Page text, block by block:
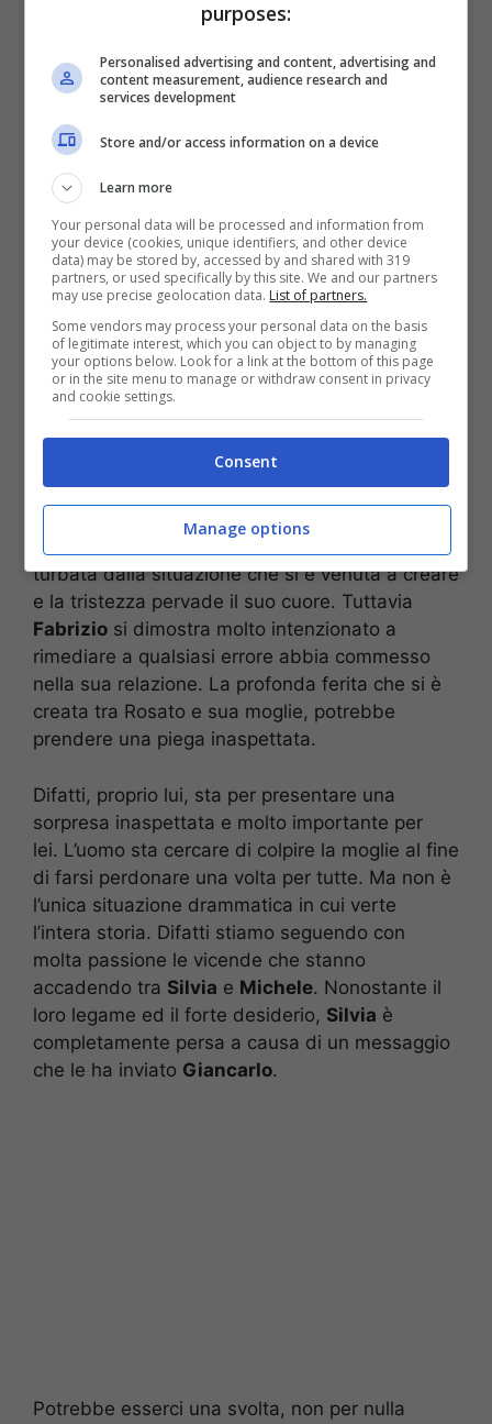
Un posto al sole, tra
Michele e Silvia sempre
più problemi
In relazione a tutto questo, Marina Giordano
il cuore in pezzi. Si sente profondamente
turbata dalla situazione che si è venuta a creare
e la tristezza pervade il suo cuore. Tuttavia
Fabrizio si dimostra molto intenzionato a
rimediare a qualsiasi errore abbia commesso
nella sua relazione. La profonda ferita che si è
creata tra Rosato e sua moglie, potrebbe
prendere una piega inaspettata.
Difatti, proprio lui, sta per presentare una
sorpresa inaspettata e molto importante per
lei. L’uomo sta cercare di colpire la moglie al fine
di farsi perdonare una volta per tutte. Ma non è
l’unica situazione drammatica in cui verte
l’intera storia. Difatti stiamo seguendo con
molta passione le vicende che stanno
accadendo tra Silvia e Michele. Nonostante il
loro legame ed il forte desiderio, Silvia è
completamente persa a causa di un messaggio
che le ha inviato Giancarlo.
Potrebbe esserci una svolta, non per nulla
purposes:
Personalised advertising and content, advertising and
content measurement, audience research and
services development
Store and/or access information on a device
Learn more
Your personal data will be processed and information from
your device (cookies, unique identifiers, and other device
data) may be stored by, accessed by and shared with 319
partners, or used specifically by this site. We and our partners
may use precise geolocation data. List of partners.
Some vendors may process your personal data on the basis
of legitimate interest, which you can object to by managing
your options below. Look for a link at the bottom of this page
or in the site menu to manage or withdraw consent in privacy
and cookie settings.
Consent
Manage options